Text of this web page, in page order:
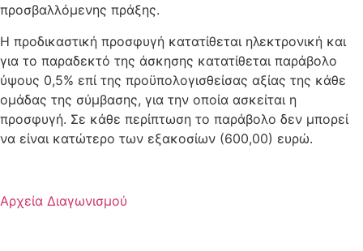
προσβαλλόμενης πράξης.
Η προδικαστική προσφυγή κατατίθεται ηλεκτρονική και
για το παραδεκτό της άσκησης κατατίθεται παράβολο
ύψους 0,5% επί της προϋπολογισθείσας αξίας της κάθε
ομάδας της σύμβασης, για την οποία ασκείται η
προσφυγή. Σε κάθε περίπτωση το παράβολο δεν μπορεί
να είναι κατώτερο των εξακοσίων (600,00) ευρώ.
Αρχεία Διαγωνισμού